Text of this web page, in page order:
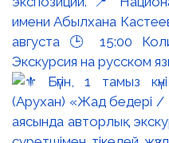
имени Абылхана
августа 🕒 15:00
Экскурсия на русском